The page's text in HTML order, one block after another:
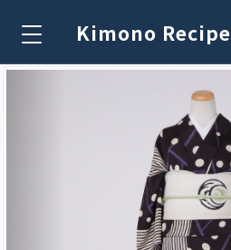
Kimono Recipe